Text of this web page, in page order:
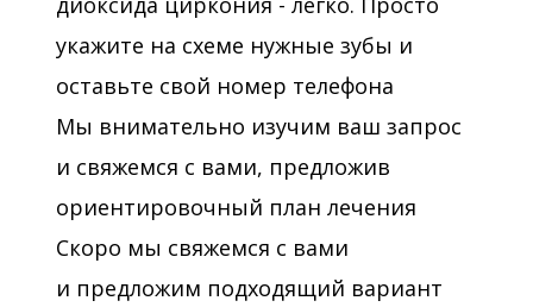
ВНЧС.»
2012 - «Балют Совершенствование/
упрощение ортодонтического
2013 - «Первый шаг к успешной
карьере в ортодонтии», Дентал
комплекс, Москва
укажите на схеме нужные зубы и
оставьте свой номер телефона
Мы внимательно изучим ваш запрос
и свяжемся с вами, предложив
ориентировочный план лечения
Скоро мы свяжемся с вами
и предложим подходящий вариант